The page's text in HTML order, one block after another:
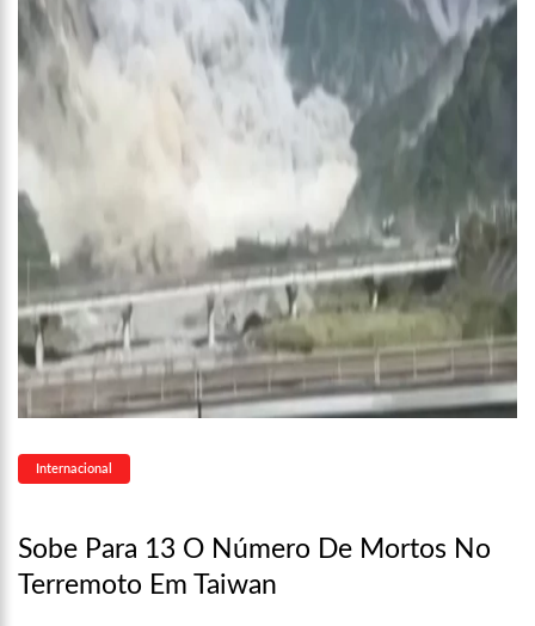
13:01
Prefeito inaugura Casa de Praia e enfatiza investimentos no
turismo
12:42
Em Viena, Wilson Lima conhece exitoso sistema de
tratamento de esgoto e diz que solução europeia pode ajudar
Amazonas
12:34
Os Corpos cobrem as ruas da capital do Sudão, e o cheiro de
morte invade hospitais do país
10:36
CAPIVARA FILÓ GANHA MÚSICA ESCRITA POR MARINHO BELLO;
12:50
VÍDEO: Suspeitos de tráfico de drogas são capturados dentro
de bueiro em Manaus
12:33 Kim Kardashian compartilha encontro com “gata milionária”
do estilista Karl Lagerfeld
12:03 Putin assina decreto e abre caminho para deportação de
pessoas de regiões ocupadas na Ucrânia
11:52 Ex-mulher de Daniel Alves se muda com os filhos do jogador
11:45 Idoso retoma emprego em banco 59 anos após ser preso
retirada do prêmio
11:33
Prefeito fiscaliza obras de creche e anuncia entrega para as
próximas semanas
Internacional
Sobe Para 13 O Número De Mortos No
Terremoto Em Taiwan